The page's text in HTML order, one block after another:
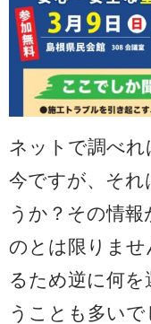
ネットで調べれ
今ですが、それ
うか？その情
のとは限りませ
るため逆に何
うことも多いで